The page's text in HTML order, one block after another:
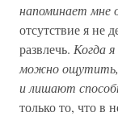
напоминает мне
отсутствие я не
развлечь. Когда
можно ощутить,
и лишают
только то, что в